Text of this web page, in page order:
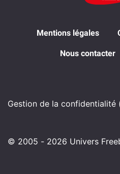
Mentions légales
Nous contacter
Gestion de la confidentialité
© 2005 - 2026 Univers